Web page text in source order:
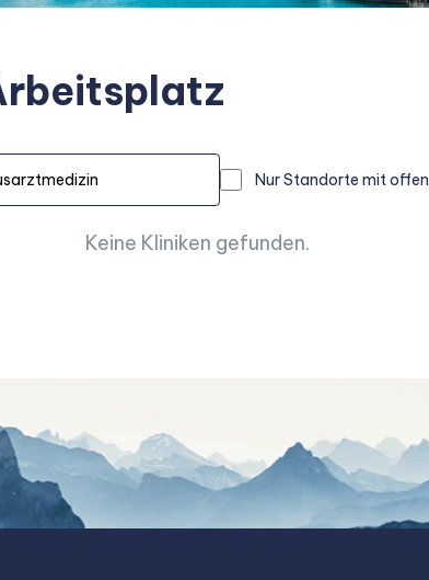
Nur Standorte mit
Keine Kliniken gefunden.